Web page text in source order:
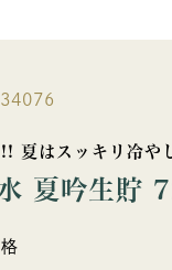
夏はスッキリ冷や
夏吟生貯